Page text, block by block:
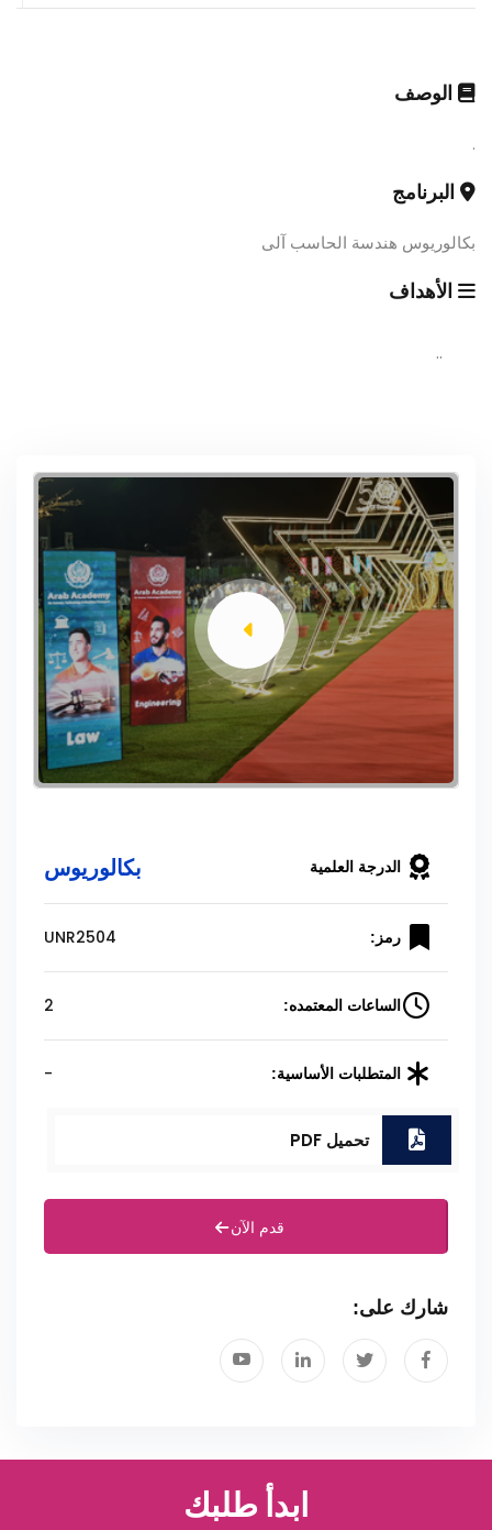
الوصف
.
البرنامج
بكالوريوس هندسة الحاسب آلى
الأهداف
..
الدرجة العلمية بكالوريوس
رمز: UNR2504
الساعات المعتمده: 2
المتطلبات الأساسية: -
تحميل PDF
قدم الآن
شارك على:
ابدأ طلبك